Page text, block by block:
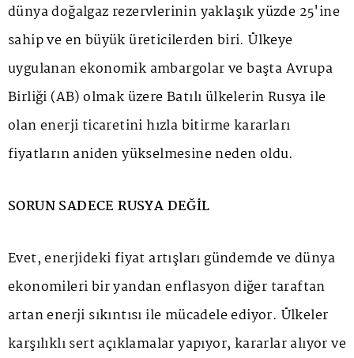
dünya doğalgaz rezervlerinin yaklaşık yüzde 25'ine
sahip ve en büyük üreticilerden biri. Ülkeye
uygulanan ekonomik ambargolar ve başta Avrupa
Birliği (AB) olmak üzere Batılı ülkelerin Rusya ile
olan enerji ticaretini hızla bitirme kararları
fiyatların aniden yükselmesine neden oldu.
SORUN SADECE RUSYA DEĞİL
Evet, enerjideki fiyat artışları gündemde ve dünya
ekonomileri bir yandan enflasyon diğer taraftan
artan enerji sıkıntısı ile mücadele ediyor. Ülkeler
karşılıklı sert açıklamalar yapıyor, kararlar alıyor ve